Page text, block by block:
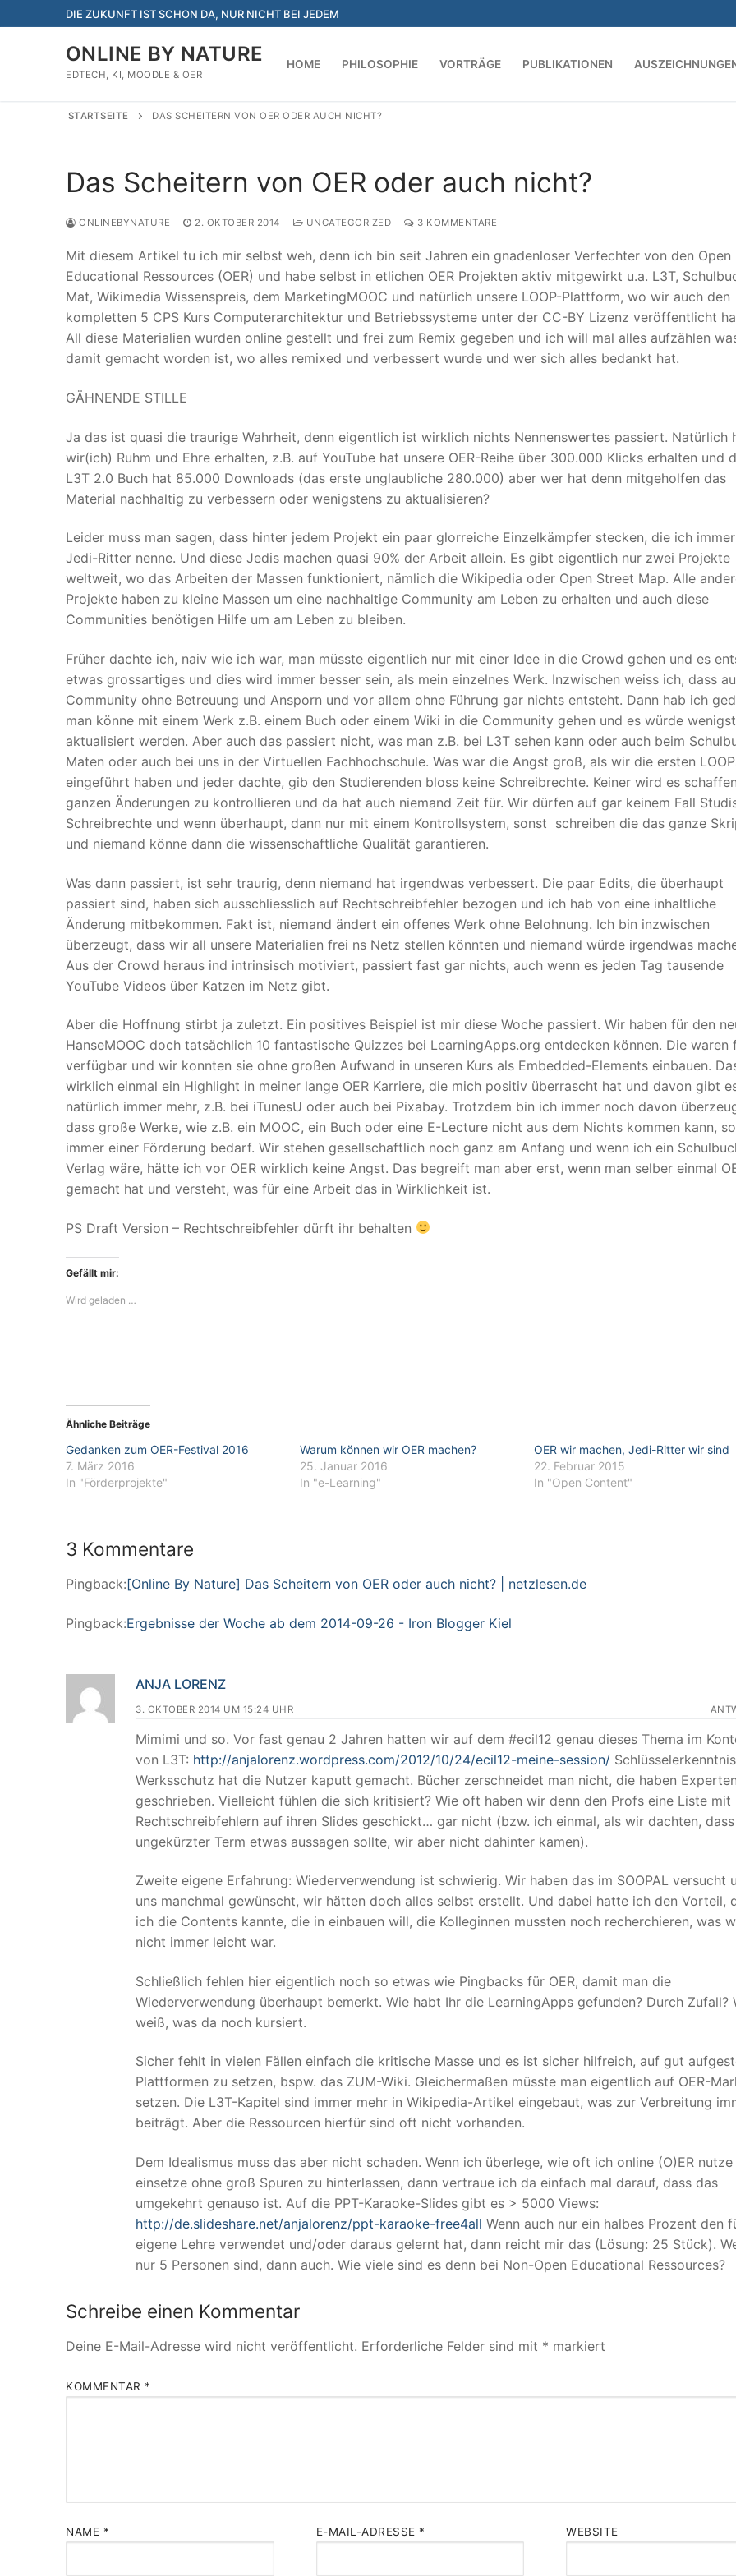
Inhalt
DIE ZUKUNFT IST SCHON DA, NUR NICHT BEI JEDEM
ONLINE BY NATURE
EDTECH, KI, MOODLE & OER
HOME PHILOSOPHIE VORTRÄGE PUBLIKATIONEN
STARTSEITE DAS SCHEITERN VON OER ODER AUCH NICHT?
Das Scheitern von OER oder auch nicht?
ONLINEBYNATURE 2. OKTOBER 2014 UNCATEGORIZED 3 KOMMENTARE
Mit diesem Artikel tu ich mir selbst weh, denn ich bin seit Jahren ein gnadenloser Verfechter von den Open
Educational Ressources (OER) und habe selbst in etlichen OER Projekten aktiv mitgewirkt u.a. L3T,
Mat, Wikimedia Wissenspreis, dem MarketingMOOC und natürlich unsere LOOP-Plattform, wo wir auch den
kompletten 5 CPS Kurs Computerarchitektur und Betriebssysteme unter der CC-BY Lizenz veröffentlicht
All diese Materialien wurden online gestellt und frei zum Remix gegeben und ich will mal alles aufzählen
damit gemacht worden ist, wo alles remixed und verbessert wurde und wer sich alles bedankt hat.
GÄHNENDE STILLE
Ja das ist quasi die traurige Wahrheit, denn eigentlich ist wirklich nichts Nennenswertes passiert. Natürlich
wir(ich) Ruhm und Ehre erhalten, z.B. auf YouTube hat unsere OER-Reihe über 300.000 Klicks erhalten und
L3T 2.0 Buch hat 85.000 Downloads (das erste unglaubliche 280.000) aber wer hat denn mitgeholfen das
Material nachhaltig zu verbessern oder wenigstens zu aktualisieren?
Leider muss man sagen, dass hinter jedem Projekt ein paar glorreiche Einzelkämpfer stecken, die ich
Jedi-Ritter nenne. Und diese Jedis machen quasi 90% der Arbeit allein. Es gibt eigentlich nur zwei Projekte
weltweit, wo das Arbeiten der Massen funktioniert, nämlich die Wikipedia oder Open Street Map. Alle
Projekte haben zu kleine Massen um eine nachhaltige Community am Leben zu erhalten und auch diese
Communities benötigen Hilfe um am Leben zu bleiben.
Früher dachte ich, naiv wie ich war, man müsste eigentlich nur mit einer Idee in die Crowd gehen und es
etwas grossartiges und dies wird immer besser sein, als mein einzelnes Werk. Inzwischen weiss ich, dass
Community ohne Betreuung und Ansporn und vor allem ohne Führung gar nichts entsteht. Dann hab ich
man könne mit einem Werk z.B. einem Buch oder einem Wiki in die Community gehen und es würde
aktualisiert werden. Aber auch das passiert nicht, was man z.B. bei L3T sehen kann oder auch beim
Maten oder auch bei uns in der Virtuellen Fachhochschule. Was war die Angst groß, als wir die ersten
eingeführt haben und jeder dachte, gib den Studierenden bloss keine Schreibrechte. Keiner wird es
ganzen Änderungen zu kontrollieren und da hat auch niemand Zeit für. Wir dürfen auf gar keinem Fall
Schreibrechte und wenn überhaupt, dann nur mit einem Kontrollsystem, sonst schreiben die das ganze
und niemand könne dann die wissenschaftliche Qualität garantieren.
Was dann passiert, ist sehr traurig, denn niemand hat irgendwas verbessert. Die paar Edits, die überhaupt
passiert sind, haben sich ausschliesslich auf Rechtschreibfehler bezogen und ich hab von eine inhaltliche
Änderung mitbekommen. Fakt ist, niemand ändert ein offenes Werk ohne Belohnung. Ich bin inzwischen
überzeugt, dass wir all unsere Materialien frei ns Netz stellen könnten und niemand würde irgendwas
Aus der Crowd heraus ind intrinsisch motiviert, passiert fast gar nichts, auch wenn es jeden Tag tausende
YouTube Videos über Katzen im Netz gibt.
Aber die Hoffnung stirbt ja zuletzt. Ein positives Beispiel ist mir diese Woche passiert. Wir haben für den
HanseMOOC doch tatsächlich 10 fantastische Quizzes bei LearningApps.org entdecken können. Die waren
verfügbar und wir konnten sie ohne großen Aufwand in unseren Kurs als Embedded-Elements einbauen.
wirklich einmal ein Highlight in meiner lange OER Karriere, die mich positiv überrascht hat und davon gibt
natürlich immer mehr, z.B. bei iTunesU oder auch bei Pixabay. Trotzdem bin ich immer noch davon
dass große Werke, wie z.B. ein MOOC, ein Buch oder eine E-Lecture nicht aus dem Nichts kommen kann,
immer einer Förderung bedarf. Wir stehen gesellschaftlich noch ganz am Anfang und wenn ich ein
Verlag wäre, hätte ich vor OER wirklich keine Angst. Das begreift man aber erst, wenn man selber einmal
gemacht hat und versteht, was für eine Arbeit das in Wirklichkeit ist.
PS Draft Version – Rechtschreibfehler dürft ihr behalten
Gefällt mir:
Wird geladen …
Ähnliche Beiträge
Gedanken zum OER-Festival 2016
7. März 2016
In "Förderprojekte"
Warum können wir OER machen?
25. Januar 2016
In "e-Learning"
OER wir machen, Jedi-Ritter wir sind
22. Februar 2015
In "Open Content"
3 Kommentare
Pingback:[Online By Nature] Das Scheitern von OER oder auch nicht? | netzlesen.de
Pingback:Ergebnisse der Woche ab dem 2014-09-26 - Iron Blogger Kiel
ANJA LORENZ
3. OKTOBER 2014 UM 15:24 UHR
Mimimi und so. Vor fast genau 2 Jahren hatten wir auf dem #ecil12 genau dieses Thema im
von L3T: http://anjalorenz.wordpress.com/2012/10/24/ecil12-meine-session/
Werksschutz hat die Nutzer kaputt gemacht. Bücher zerschneidet man nicht, die haben Experten
geschrieben. Vielleicht fühlen die sich kritisiert? Wie oft haben wir denn den Profs eine Liste mit
Rechtschreibfehlern auf ihren Slides geschickt… gar nicht (bzw. ich einmal, als wir dachten,
ungekürzter Term etwas aussagen sollte, wir aber nicht dahinter kamen).
Zweite eigene Erfahrung: Wiederverwendung ist schwierig. Wir haben das im SOOPAL versucht
uns manchmal gewünscht, wir hätten doch alles selbst erstellt. Und dabei hatte ich den Vorteil,
ich die Contents kannte, die in einbauen will, die Kolleginnen mussten noch recherchieren, was
nicht immer leicht war.
Schließlich fehlen hier eigentlich noch so etwas wie Pingbacks für OER, damit man die
Wiederverwendung überhaupt bemerkt. Wie habt Ihr die LearningApps gefunden? Durch Zufall?
weiß, was da noch kursiert.
Sicher fehlt in vielen Fällen einfach die kritische Masse und es ist sicher hilfreich, auf gut
Plattformen zu setzen, bspw. das ZUM-Wiki. Gleichermaßen müsste man eigentlich auf OER-
setzen. Die L3T-Kapitel sind immer mehr in Wikipedia-Artikel eingebaut, was zur Verbreitung
beiträgt. Aber die Ressourcen hierfür sind oft nicht vorhanden.
Dem Idealismus muss das aber nicht schaden. Wenn ich überlege, wie oft ich online (O)ER nutze
einsetze ohne groß Spuren zu hinterlassen, dann vertraue ich da einfach mal darauf, dass das
umgekehrt genauso ist. Auf die PPT-Karaoke-Slides gibt es > 5000 Views:
http://de.slideshare.net/anjalorenz/ppt-karaoke-free4all Wenn auch nur ein halbes Prozent den
eigene Lehre verwendet und/oder daraus gelernt hat, dann reicht mir das (Lösung: 25 Stück).
nur 5 Personen sind, dann auch. Wie viele sind es denn bei Non-Open Educational Ressources?
Schreibe einen Kommentar
Deine E-Mail-Adresse wird nicht veröffentlicht. Erforderliche Felder sind mit * markiert
KOMMENTAR *
NAME * E-MAIL-ADRESSE * WEBSITE